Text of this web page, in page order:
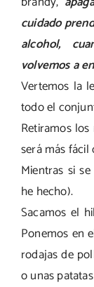
cuidado
alcohol,
volvemos a
Vertemos la
todo el
Retiramos
será más
Mientras si
he hecho).
Sacamos el
Ponemos en
rodajas de
o unas